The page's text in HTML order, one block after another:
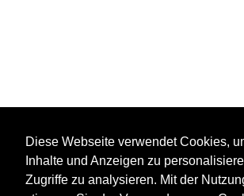
Diese Webseite verwendet Cookies,
Inhalte und Anzeigen zu
Zugriffe zu analysieren. Mit der